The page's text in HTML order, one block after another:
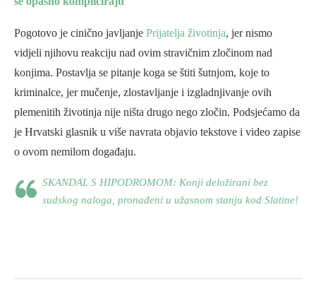
Pogotovo je cinično javljanje Prijatelja životinja, jer nismo
vidjeli njihovu reakciju nad ovim stravičnim zločinom nad
konjima. Postavlja se pitanje koga se štiti šutnjom, koje to
kriminalce, jer mučenje, zlostavljanje i izgladnjivanje ovih
plemenitih životinja nije ništa drugo nego zločin. Podsjećamo da
je Hrvatski glasnik u više navrata objavio tekstove i video zapise
o ovom nemilom događaju.
SKANDAL S HIPODROMOM: Konji deložirani bez
sudskog naloga, pronađeni u užasnom stanju kod Slatine!